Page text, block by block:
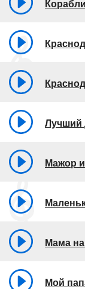
Лучший
Мажор
Мама
Мой